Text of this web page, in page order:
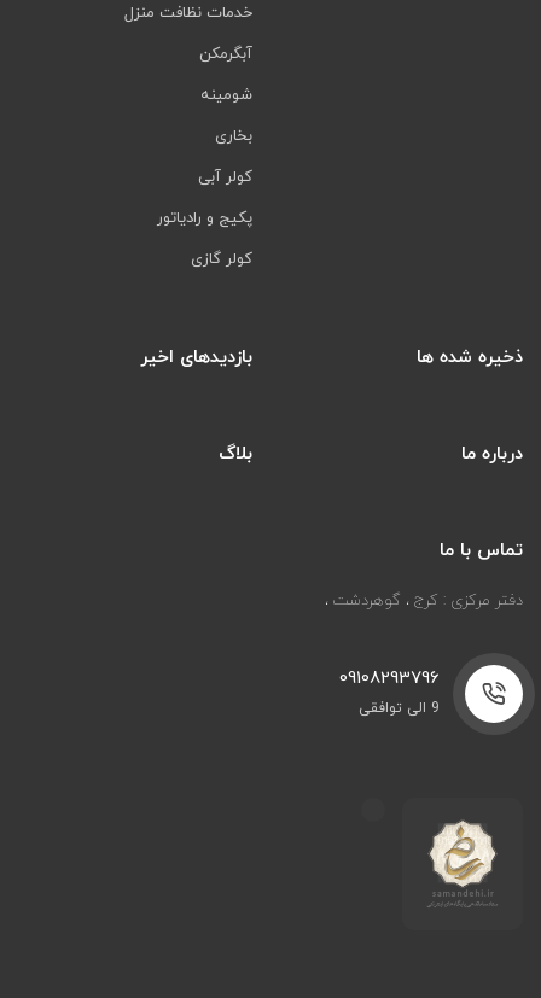
خدمات نظافت منزل
آبگرمکن
شومینه
بخاری
کولر آبی
پکیج و رادیاتور
کولر گازی
ذخیره شده ها بازدیدهای اخیر
درباره ما بلاگ
تماس با ما
دفتر مرکزی : کرج ، گوهردشت ،
09108293796
9 الی توافقی